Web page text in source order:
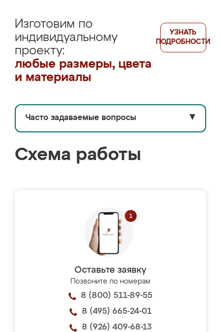
Изготовим по
индивидуальному
проекту:
любые размеры, цвета
и материалы
УЗНАТЬ
ПОДРОБНОСТИ
Часто задаваемые вопросы ▼
Схема работы
Оставьте заявку
Позвоните по номерам
8 (800) 511-89-55
8 (495) 665-24-01
8 (926) 409-68-13